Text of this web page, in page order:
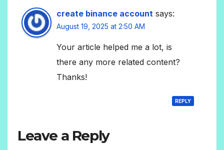
create binance account says:
August 19, 2025 at 2:50 AM
Your article helped me a lot, is
there any more related content?
Thanks!
REPLY
Leave a Reply